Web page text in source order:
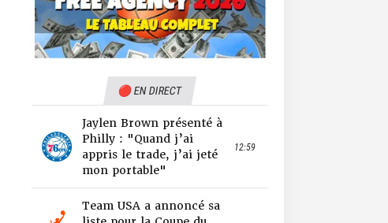
🔴 EN DIRECT
Jaylen Brown présenté à
Philly : "Quand j’ai
appris le trade, j’ai jeté
mon portable"
12:59
Team USA a annoncé sa